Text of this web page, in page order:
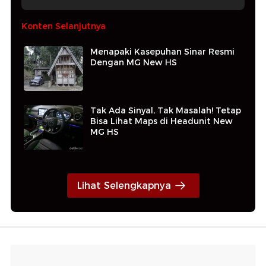
Konten Selanjutnya
Menapaki Kasepuhan Sinar Resmi
Dengan MG New HS
Tak Ada Sinyal, Tak Masalah! Tetap
Bisa Lihat Maps di Headunit New
MG HS
Lihat Selengkapnya